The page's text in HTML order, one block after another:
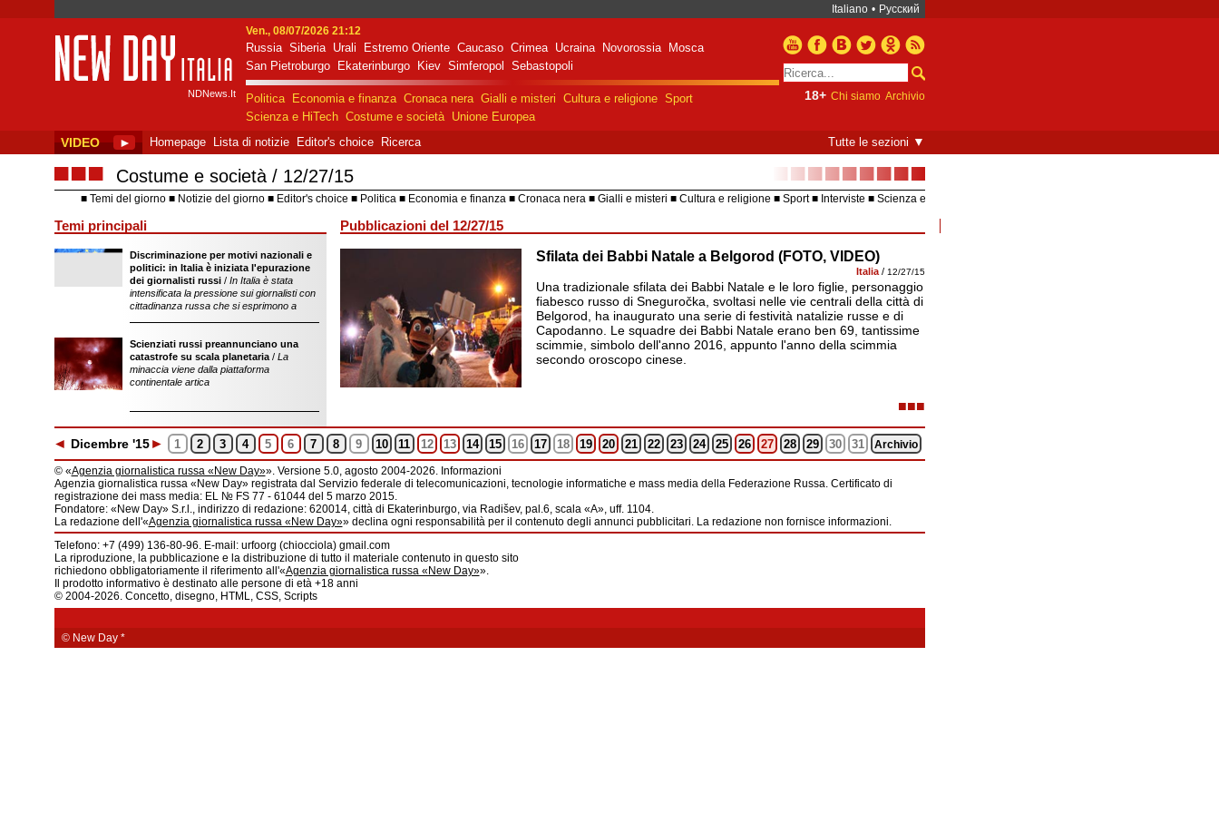
Italiano • Русский
New Day Italia
NDNews.It
Ven., 08/07/2026 21:12
Russia Siberia Urali Estremo Oriente Caucaso Crimea Ucraina Novorossia
Mosca
San Pietroburgo
Ekaterinburgo Kiev Simferopol Sebastopoli
Politica Economia e finanza Cronaca nera Gialli e misteri Cultura e religione Sport
Scienza e HiTech Costume e società Unione Europea
18+ Chi siamo Archivio
VIDEO ► Homepage Lista di notizie Editor's choice Ricerca Tutte le sezioni ▼
■■■ Costume e società 12/27/15 ■■■■■■■■■
Temi del giorno Notizie del giorno Editor's choice Politica Economia e finanza Cronaca nera Gialli e misteri Cultura e religione Sport Interviste
Scienza e
Pubblicazioni del 12/27/15
Sfilata dei Babbi Natale a Belgorod (FOTO, VIDEO)
Italia/ 12/27/15
Una tradizionale sfilata dei Babbi Natale e le loro figlie, personaggio
fiabesco russo di Sneguročka, svoltasi nelle vie centrali della città di
Belgorod, ha inaugurato una serie di festività natalizie russe e di
Capodanno. Le squadre dei Babbi Natale erano ben 69, tantissime
scimmie, simbolo dell'anno 2016, appunto l'anno della scimmia
secondo oroscopo cinese.
■■■
Temi principali
Discriminazione per motivi nazionali e
politici: in Italia è iniziata l'epurazione
dei giornalisti russi/ In Italia è stata
intensificata la pressione sui giornalisti con
cittadinanza russa che si esprimono a
Scienziati russi preannunciano una
catastrofe su scala planetaria/ La
minaccia viene dalla piattaforma
continentale artica
◄ Dicembre'15► 1 2 3 4 5 6 7 8 9 10 11 12 13 14 15 16 17 18 19 20 21 22 23 24 25 26 27 28 29 30 31 Archivio
© «Agenzia giornalistica russa «New Day»». Versione 5.0, agosto 2004-2026. Informazioni
Agenzia giornalistica russa «New Day» registrata dal Servizio federale di telecomunicazioni, tecnologie informatiche e mass media della Federazione Russa. Certificato di
registrazione dei mass media: EL № FS 77 - 61044 del 5 marzo 2015.
Fondatore: «New Day» S.r.l., indirizzo di redazione: 620014, città di Ekaterinburgo, via Radišev, pal.6, scala «А», uff. 1104.
La redazione dell'«Agenzia giornalistica russa «New Day»» declina ogni responsabilità per il contenuto degli annunci pubblicitari. La redazione non fornisce informazioni.
Telefono: +7 (499) 136-80-96. E-mail: urfoorg (chiocciola) gmail.com
La riproduzione, la pubblicazione e la distribuzione di tutto il materiale contenuto in questo sito
richiedono obbligatoriamente il riferimento all'«Agenzia giornalistica russa «New Day»».
Il prodotto informativo è destinato alle persone di età +18 anni
© 2004-2026. Concetto, disegno, HTML, CSS, Scripts
© New Day *